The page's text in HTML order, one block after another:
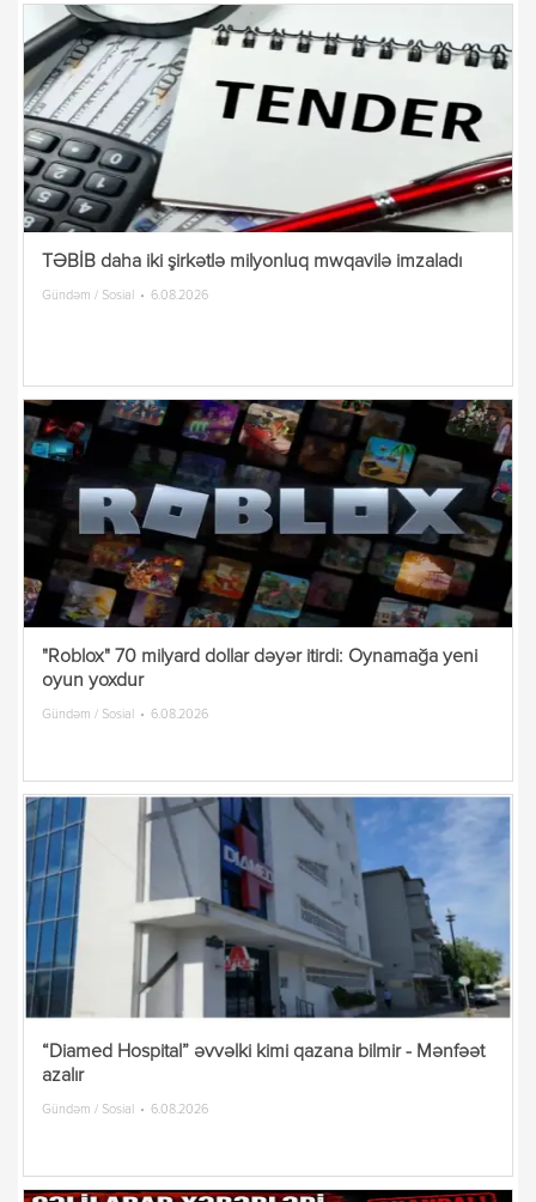
TƏBİB daha iki şirkətlə milyonluq mwqavilə imzaladı
Gündəm / Sosial 6.08.2026
"Roblox" 70 milyard dollar dəyər itirdi: Oynamağa yeni
oyun yoxdur
Gündəm / Sosial 6.08.2026
“Diamed Hospital” əvvəlki kimi qazana bilmir - Mənfəət
azalır
Gündəm / Sosial 6.08.2026